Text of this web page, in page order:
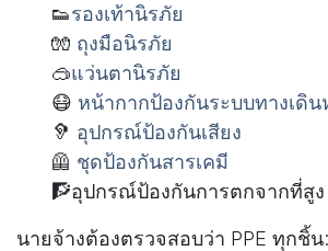
👟รองเท้านิรภัย
🧤 ถุงมือนิรภัย
🥽แว่นตานิรภัย
😷 หน้ากากป้องกันระบบทางเดิน
🦻 อุปกรณ์ป้องกันเสียง
🦺 ชุดป้องกันสารเคมี
🧗อุปกรณ์ป้องกันการตกจากที่สูง
นายจ้างต้องตรวจสอบว่า PPE ทุกชิ้น: